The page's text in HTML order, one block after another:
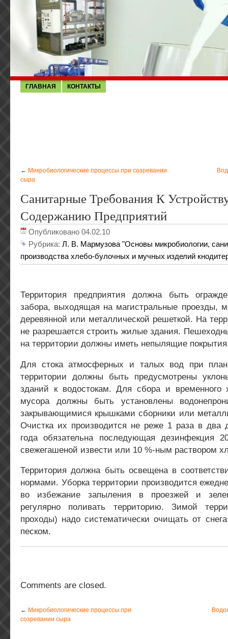
ГЛАВНАЯ КОНТАКТЫ
← Микробиологические процессы при созревании
сыра
Санитарные Требования К
Содержанию Предприятий
Опубликовано 04.02.10
Рубрика: Л. В. Мармузова "Основы микробиологии,
производства хлебо-булочных и мучных изделий
Территория предприятия должна быть
забора, выходящая на магистральные проезды,
деревянной или металлической решеткой. На
не разрешается строить жилые здания.
на территории должны иметь непылящие
Для стока атмосферных и талых вод при
территории должны быть предусмотрены
зданий к водостокам. Для сбора и временного
мусора должны быть установлены
закрывающимися крышками сборники или
Очистка их производится не реже 1 раза в два
года обязательна последующая дезинфекция
свежегашеной извести или 10 %-ным раствором
Территория должна быть освещена в
нормами. Уборка территории производится
во избежание запыления в проезжей и
регулярно поливать территорию. Зимой
проходы) надо систематически очищать от
песком.
Comments are closed.
← Микробиологические процессы при
созревании сыра